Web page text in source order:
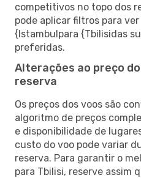
competitivos no topo dos
pode aplicar filtros para
{Istambulpara {Tbilisidas
preferidas.
Alterações ao preço
reserva
Os preços dos voos são
algoritmo de preços
e disponibilidade de
custo do voo pode variar
reserva. Para garantir o
para Tbilisi, reserve assim